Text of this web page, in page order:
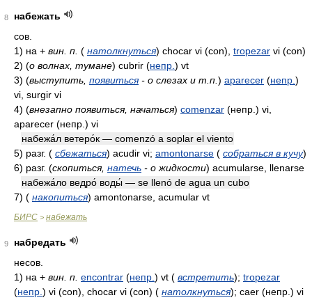
8
набежать
сов.
1) на + вин. п. ( натолкнуться) chocar vi (con), tropezar vi (con)
2) (о волнах, тумане) cubrir (непр. ) vt
3) (выступить, появиться- о слезах и т.п. ) aparecer (непр. )
vi, surgir vi
4) (внезапно появиться, начаться) comenzar (непр.) vi,
aparecer (непр.) vi
набежа́л ветеро́к — comenzó a soplar el viento
5) разг. ( сбежаться) acudir vi; amontonarse ( собраться в кучу)
6) разг. (скопиться, натечь - о жидкости) acumularse, llenarse
набежа́ло ведро́ воды́ — se llenó de agua un cubo
7) ( накопиться) amontonarse, acumular vt
БИРС > набежать
9
набредать
несов.
1) на + вин. п. encontrar (непр. ) vt ( встретить); tropezar
(непр. ) vi (con), chocar vi (con) ( натолкнуться); caer (непр.) vi